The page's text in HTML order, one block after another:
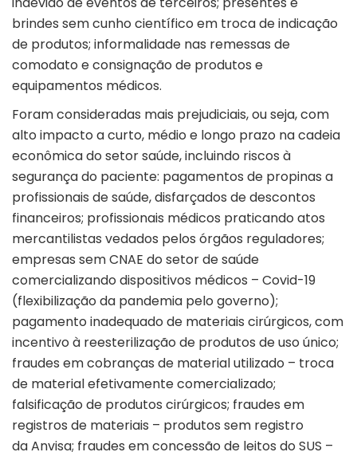
brindes sem cunho científico em troca de indicação
de produtos; informalidade nas remessas de
comodato e consignação de produtos e
equipamentos médicos.
Foram consideradas mais prejudiciais, ou seja, com
alto impacto a curto, médio e longo prazo na cadeia
econômica do setor saúde, incluindo riscos à
segurança do paciente: pagamentos de propinas a
profissionais de saúde, disfarçados de descontos
financeiros; profissionais médicos praticando atos
mercantilistas vedados pelos órgãos reguladores;
empresas sem CNAE do setor de saúde
comercializando dispositivos médicos – Covid-19
(flexibilização da pandemia pelo governo);
pagamento inadequado de materiais cirúrgicos, com
incentivo à reesterilização de produtos de uso único;
fraudes em cobranças de material utilizado – troca
de material efetivamente comercializado;
falsificação de produtos cirúrgicos; fraudes em
registros de materiais – produtos sem registro
daAnvisa; fraudes em concessão de leitos do SUS –